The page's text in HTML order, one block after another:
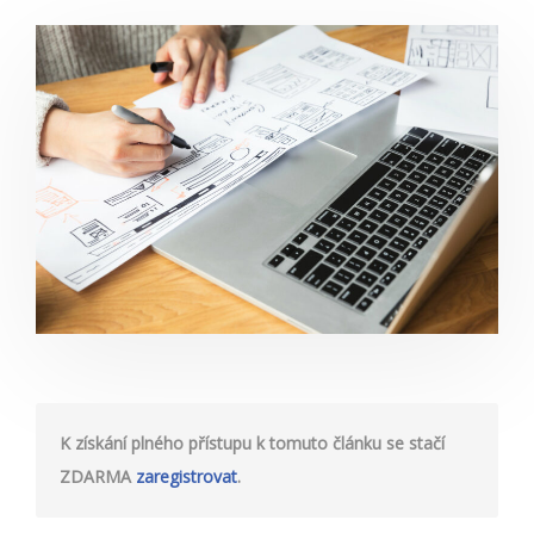
K získání plného přístupu k tomuto článku se stačí
ZDARMA zaregistrovat.